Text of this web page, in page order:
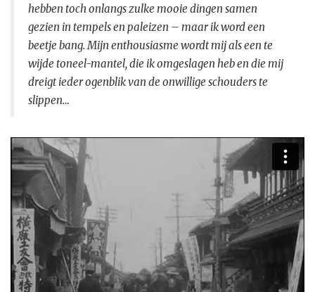
hebben toch onlangs zulke mooie dingen samen
gezien in tempels en paleizen – maar ik word een
beetje bang. Mijn enthousiasme wordt mij als een te
wijde toneel-mantel, die ik omgeslagen heb en die mij
dreigt ieder ogenblik van de onwillige schouders te
slippen…